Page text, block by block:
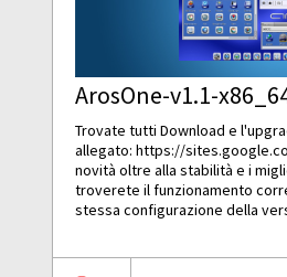
ArosOne-v1.1-
Trovate tutti Download e
allegato:https://
novità oltre alla stabilità e i
troverete il funzionamento
stessa configurazione della